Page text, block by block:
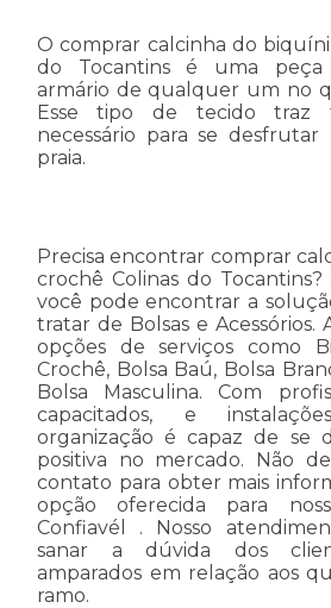
O comprar calcinha do
do Tocantins é uma
armário de qualquer um no
Esse tipo de tecido traz
necessário para se
praia.
Precisa encontrar comprar
crochê Colinas do Tocantins?
você pode encontrar a
tratar de Bolsas e Acessórios.
opções de serviços como
Crochê, Bolsa Baú, Bolsa
Bolsa Masculina. Com
capacitados, e
organização é capaz de se
positiva no mercado. Não
contato para obter mais
opção oferecida para
Confiavél . Nosso
sanar a dúvida dos
amparados em relação aos
ramo.